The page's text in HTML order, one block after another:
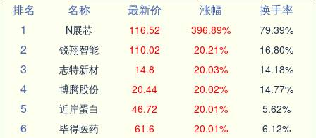
排名
名称 最新价 涨幅
换手率
1
N展芯 116.52 396.89% 79.39%
2 锐翔智能 110.02 20.21% 16.80%
3 志特新材 14.8 20.03% 14.18%
4 博腾股份 20.44 20.02% 14.77%
5 近岸蛋白 46.72 20.01% 5.62%
6 毕得医药 61.6 20.01% 6.12%